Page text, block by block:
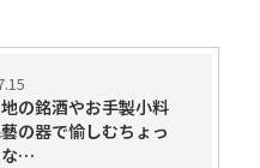
の銘酒やお手製小料
の器で愉しむちょっ
な…